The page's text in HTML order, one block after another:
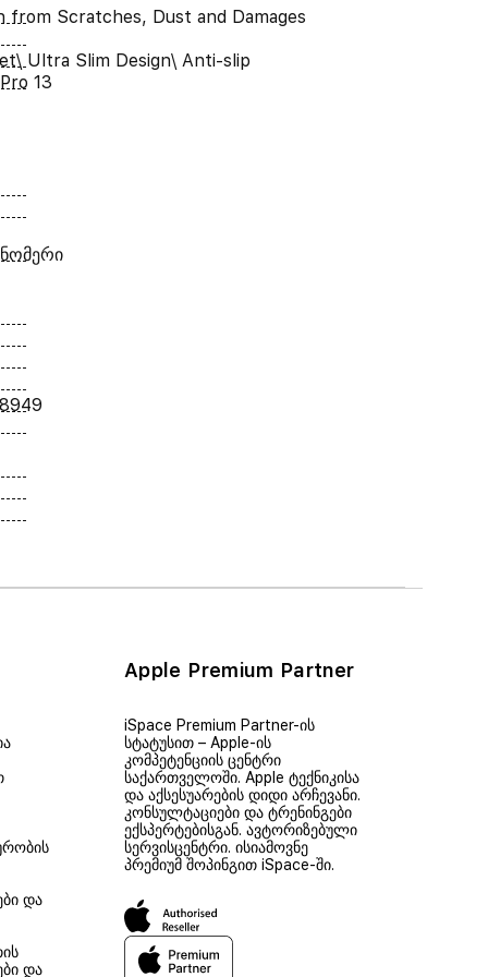
from Scratches, Dust and Damages
Ultra Slim Design\ Anti-slip
13
და
და
Apple Premium Partner
iSpace Premium Partner-ის
სტატუსით – Apple-ის
კომპეტენციის ცენტრი
საქართველოში. Apple ტექნიკისა
და აქსესუარების დიდი არჩევანი.
კონსულტაციები და ტრენინგები
ექსპერტებისგან. ავტორიზებული
სერვისცენტრი. ისიამოვნე
პრემიუმ შოპინგით iSpace-ში.